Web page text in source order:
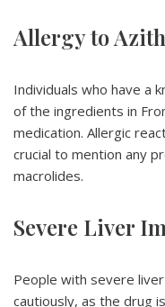
Allergy to
Individuals who have a
of the ingredients in
medication. Allergic
crucial to mention any
macrolides.
Severe Liver
People with severe
cautiously, as the drug